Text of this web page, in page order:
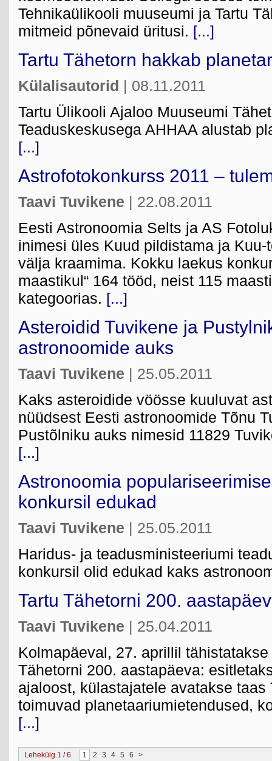
Tehnikaülikooli muuseumi ja Tartu
mitmeid põnevaid üritusi. [...]
Tartu Tähetorn hakkab
Külalisautorid | 08.11.2011
Tartu Ülikooli Ajaloo Muuseumi
Teaduskeskusega AHHAA alustab
[...]
Astrofotokonkurss 2011 –
Taavi Tuvikene | 22.08.2011
Eesti Astronoomia Selts ja AS
inimesi üles Kuud pildistama ja
välja kraamima. Kokku laekus
maastikul“ 164 tööd, neist 115
kategoorias. [...]
Asteroidid Tuvikene ja
astronoomide auks
Taavi Tuvikene | 25.05.2011
Kaks asteroidide vöösse kuuluvat
nüüdsest Eesti astronoomide Tõnu
Pustõlniku auks nimesid 11829
[...]
Astronoomia
konkursil edukad
Taavi Tuvikene | 25.05.2011
Haridus- ja teadusministeeriumi
konkursil olid edukad kaks
Tartu Tähetorni 200.
Taavi Tuvikene | 25.04.2011
Kolmapäeval, 27. aprillil
Tähetorni 200. aastapäeva:
ajaloost, külastajatele avatakse taas
toimuvad planetaariumietendused,
[...]
Lehekülg 1 / 6 1 2 3 4 5 6 >